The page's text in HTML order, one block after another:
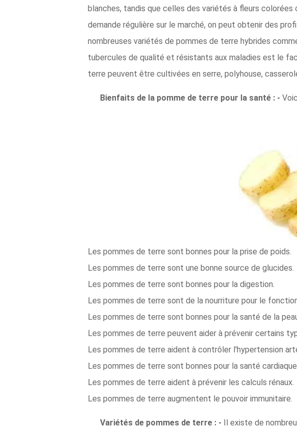
blanches, tandis que celles des variétés à fleurs
demande régulière sur le marché, on peut obtenir des
nombreuses variétés de pommes de terre hybrides
tubercules de qualité et résistants aux maladies est le
terre peuvent être cultivées en serre, polyhouse,
Bienfaits de la pomme de terre pour la santé : -
Les pommes de terre sont bonnes pour la prise de poids.
Les pommes de terre sont une bonne source de glucides.
Les pommes de terre sont bonnes pour la digestion.
Les pommes de terre sont de la nourriture pour le
Les pommes de terre sont bonnes pour la santé de la
Les pommes de terre peuvent aider à prévenir certains
Les pommes de terre aident à contrôler l'hypertension
Les pommes de terre sont bonnes pour la santé
Les pommes de terre aident à prévenir les calculs rénaux.
Les pommes de terre augmentent le pouvoir immunitaire.
Variétés de pommes de terre : - Il existe de